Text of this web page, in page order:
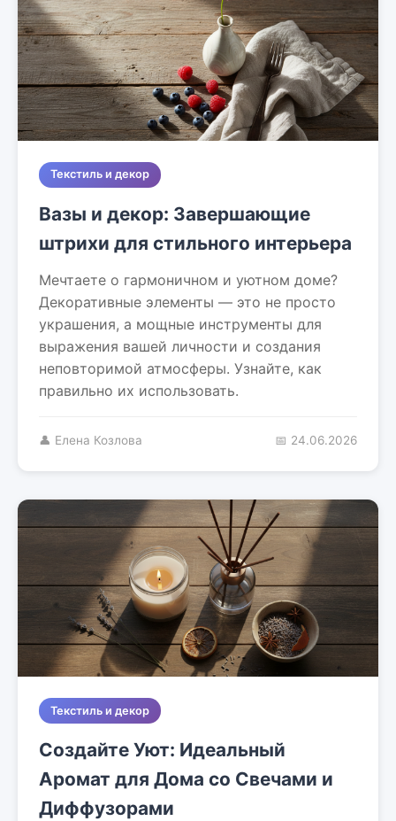
Текстиль и декор
Вазы и декор: Завершающие
штрихи для стильного интерьера
Мечтаете о гармоничном и уютном доме?
Декоративные элементы — это не просто
украшения, а мощные инструменты для
выражения вашей личности и создания
неповторимой атмосферы. Узнайте, как
правильно их использовать.
👤 Елена Козлова 📅 24.06.2026
Текстиль и декор
Создайте Уют: Идеальный
Аромат для Дома со Свечами и
Диффузорами